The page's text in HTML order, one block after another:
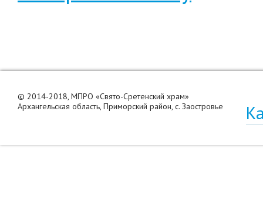
© 2014-2018, МПРО «Свято-Сретенский храм»
Архангельская область, Приморский район, с. Заостровье